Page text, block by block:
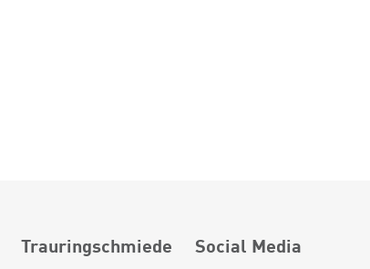
Trauringschmiede Social Media